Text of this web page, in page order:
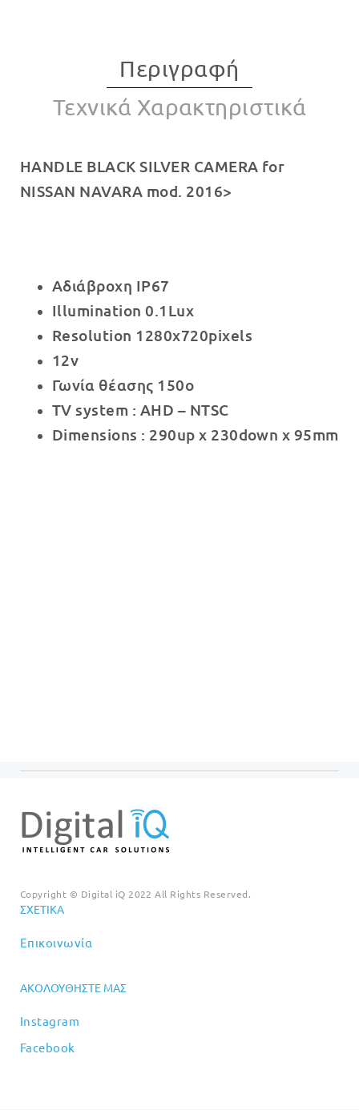
Περιγραφή
Τεχνικά Χαρακτηριστικά
HANDLE BLACK SILVER CAMERA for
NISSAN NAVARA mod. 2016>
Αδιάβροχη IP67
Illumination 0.1Lux
Resolution 1280x720pixels
12v
Γωνία θέασης 150o
TV system : AHD – NTSC
Dimensions : 290up x 230down x 95mm
Copyright © Digital iQ 2022 All Rights Reserved.
ΣΧΕΤΙΚΆ
Επικοινωνία
ΑΚΟΛΟΥΘΉΣΤΕ ΜΑΣ
Instagram
Facebook